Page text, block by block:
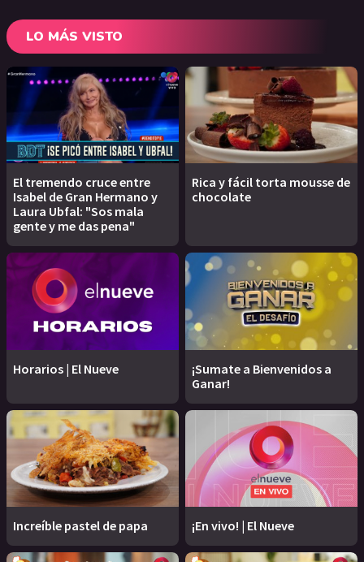
LO MÁS VISTO
El tremendo cruce entre
Isabel de Gran Hermano y
Laura Ubfal: "Sos mala
gente y me das pena"
Rica y fácil torta mousse de
chocolate
Horarios | El Nueve
¡Sumate a Bienvenidos a
Ganar!
Increíble pastel de papa ¡En vivo! | El Nueve